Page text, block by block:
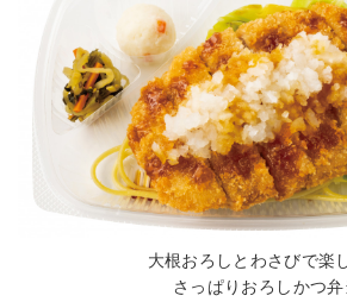
大根おろしとわさびで楽
さっぱりおろしかつ弁